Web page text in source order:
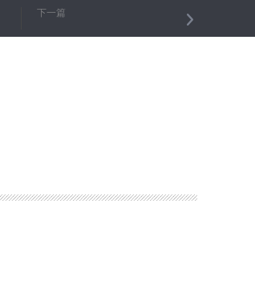
“如果后退了，我绝不会原谅自己”——来自战“疫”一
下一篇